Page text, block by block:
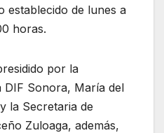
establecido de lunes a
horas.
por la
DIF Sonora, María del
la Secretaria de
Zuloaga, además,